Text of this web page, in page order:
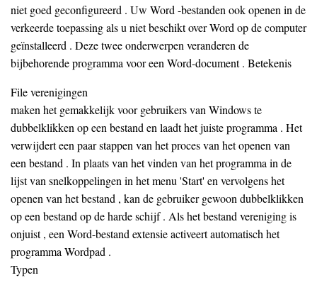
niet goed geconfigureerd . Uw Word -bestanden ook openen in de
verkeerde toepassing als u niet beschikt over Word op de computer
geïnstalleerd . Deze twee onderwerpen veranderen de
bijbehorende programma voor een Word-document . Betekenis
File verenigingen
maken het gemakkelijk voor gebruikers van Windows te
dubbelklikken op een bestand en laadt het juiste programma . Het
verwijdert een paar stappen van het proces van het openen van
een bestand . In plaats van het vinden van het programma in de
lijst van snelkoppelingen in het menu 'Start' en vervolgens het
openen van het bestand , kan de gebruiker gewoon dubbelklikken
op een bestand op de harde schijf . Als het bestand vereniging is
onjuist , een Word-bestand extensie activeert automatisch het
programma Wordpad .
Typen